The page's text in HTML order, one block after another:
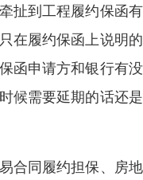
扯到工程履约保函
在履约保函上说明
函申请方和银行有
候需要延期的话还
合同履约担保、房